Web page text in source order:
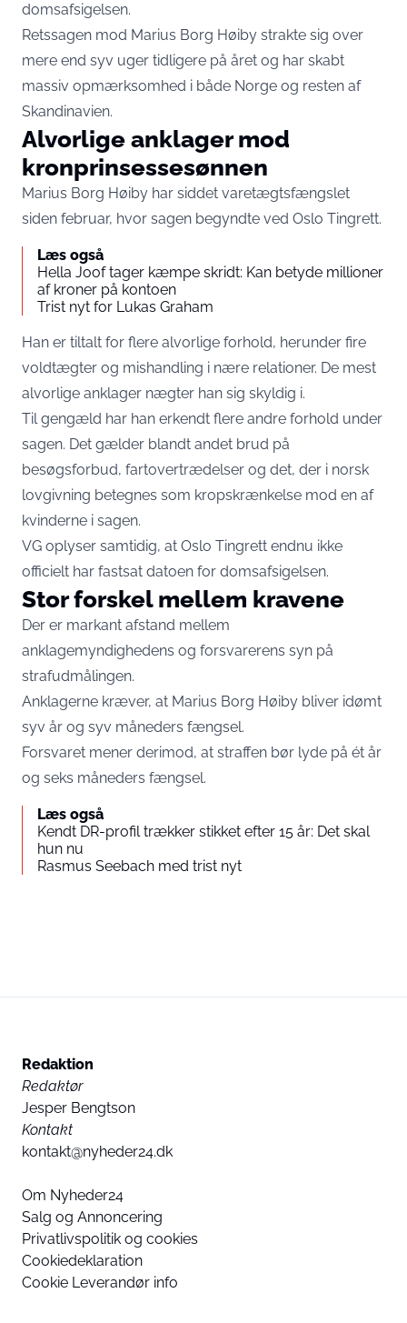
domsafsigelsen.
Retssagen mod Marius Borg Høiby strakte sig over
mere end syv uger tidligere på året og har skabt
massiv opmærksomhed i både Norge og resten af
Skandinavien.
Alvorlige anklager mod
kronprinsessesønnen
Marius Borg Høiby har siddet varetægtsfængslet
siden februar, hvor sagen begyndte ved Oslo Tingrett.
Læs også
Hella Joof tager kæmpe skridt: Kan betyde millioner
af kroner på kontoen
Trist nyt for Lukas Graham
Han er tiltalt for flere alvorlige forhold, herunder fire
voldtægter og mishandling i nære relationer. De mest
alvorlige anklager nægter han sig skyldig i.
Til gengæld har han erkendt flere andre forhold under
sagen. Det gælder blandt andet brud på
besøgsforbud, fartovertrædelser og det, der i norsk
lovgivning betegnes som kropskrænkelse mod en af
kvinderne i sagen.
VG oplyser samtidig, at Oslo Tingrett endnu ikke
officielt har fastsat datoen for domsafsigelsen.
Stor forskel mellem kravene
Der er markant afstand mellem
anklagemyndighedens og forsvarerens syn på
strafudmålingen.
Anklagerne kræver, at Marius Borg Høiby bliver idømt
syv år og syv måneders fængsel.
Forsvaret mener derimod, at straffen bør lyde på ét år
og seks måneders fængsel.
Læs også
Kendt DR-profil trækker stikket efter 15 år: Det skal
hun nu
Rasmus Seebach med trist nyt
Redaktion
Redaktør
Jesper Bengtson
Kontakt
kontakt@nyheder24.dk
Om Nyheder24
Salg og Annoncering
Privatlivspolitik og cookies
Cookiedeklaration
Cookie Leverandør info